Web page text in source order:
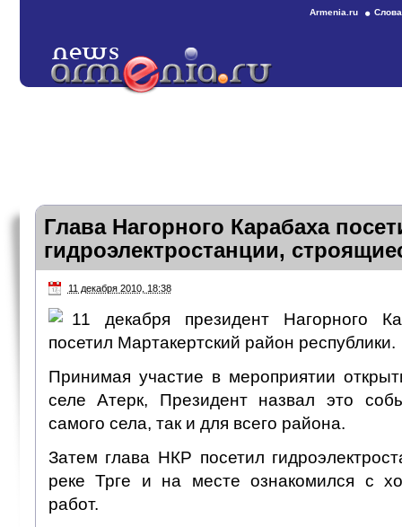
Armenia.ru
Глава Нагорного Карабаха
гидроэлектростанции,
11 декабря 2010, 18:38
11 декабря президент Нагорного
посетил Мартакертский район республики.
Принимая участие в мероприятии
селе Атерк, Президент назвал это
самого села, так и для всего района.
Затем глава НКР посетил
реке Трге и на месте ознакомился с
работ.